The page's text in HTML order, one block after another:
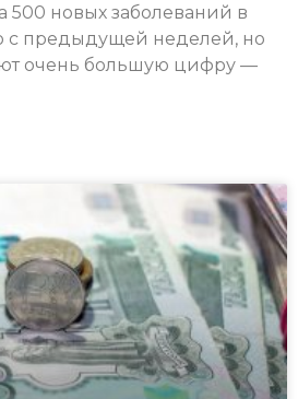
500 новых заболеваний в
с предыдущей неделей, но
очень большую цифру —